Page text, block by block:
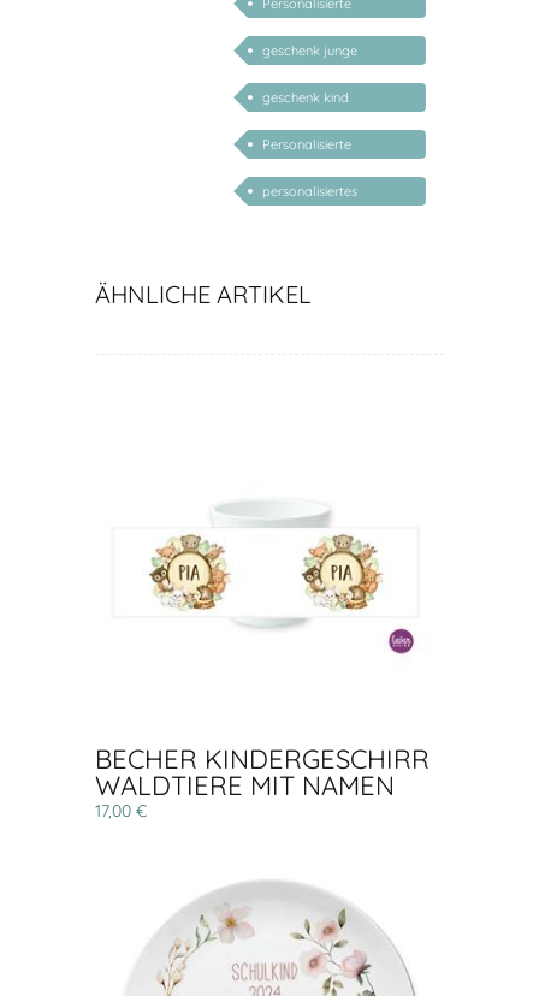
Personalisierte
Geschenke Baby Junge
geschenk junge
mädchen
geschenk kind
personalisiert
Personalisierte
Geschenke für Kinder
personalisiertes
ÄHNLICHE ARTIKEL
BECHER KINDERGESCHIRR
WALDTIERE MIT NAMEN
17,00 €